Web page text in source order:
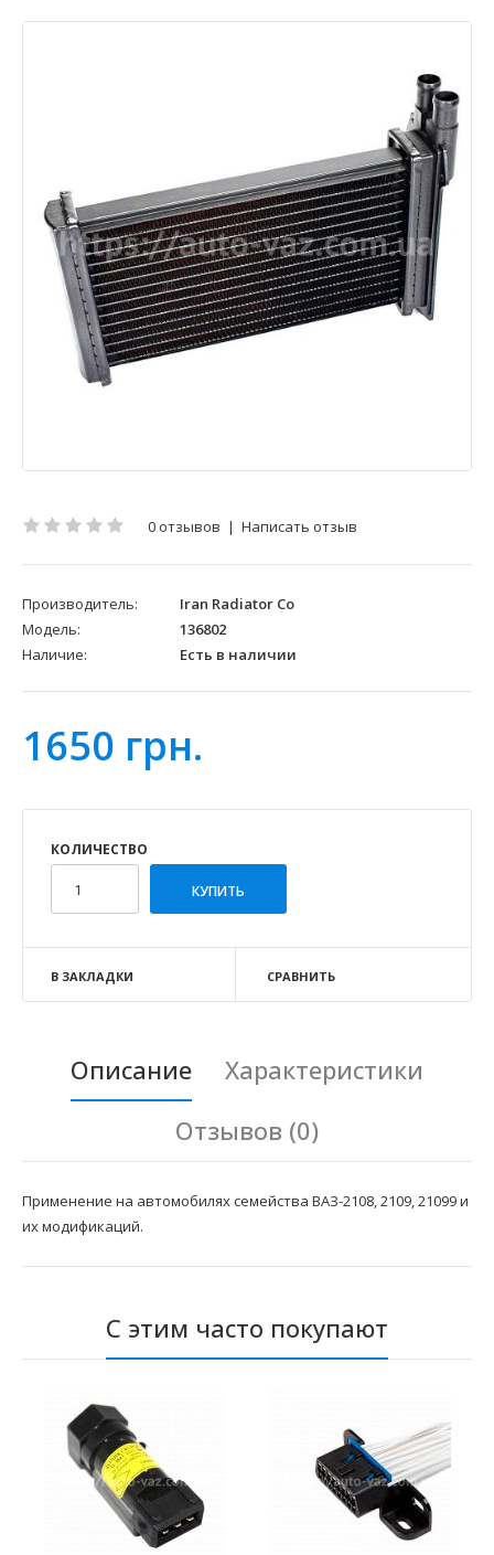
0 отзывов | Написать отзыв
Производитель:
Iran Radiator Co
Модель:
136802
Наличие:
Есть в наличии
1650 грн.
КОЛИЧЕСТВО
В ЗАКЛАДКИ СРАВНИТЬ
Описание
Характеристики
Отзывов (0)
Применение на автомобилях семейства ВАЗ-2108, 2109, 21099 и
их модификаций.
С этим часто покупают